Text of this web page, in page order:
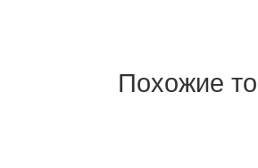
Похожие